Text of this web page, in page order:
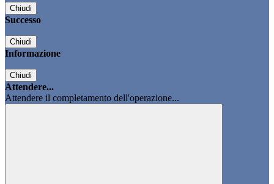
Chiudi
Successo
Chiudi
Informazione
Chiudi
Attendere...
Attendere il completamento dell'operazione...